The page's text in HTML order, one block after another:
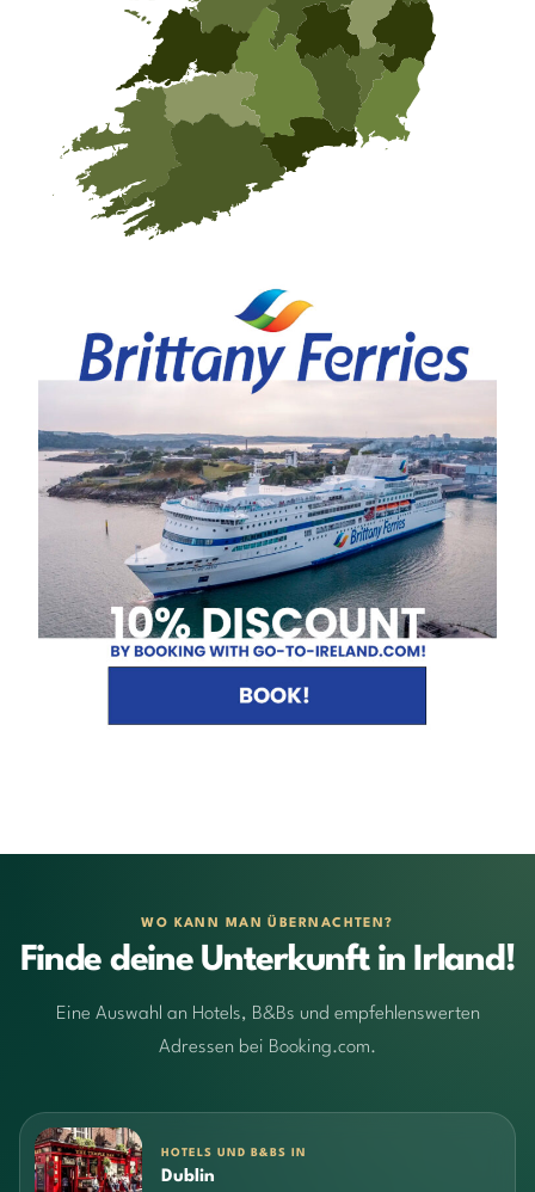
WO KANN MAN ÜBERNACHTEN?
Finde deine Unterkunft in Irland!
Eine Auswahl an Hotels, B&Bs und empfehlenswerten
Adressen bei Booking.com.
HOTELS UND B&BS IN
Dublin